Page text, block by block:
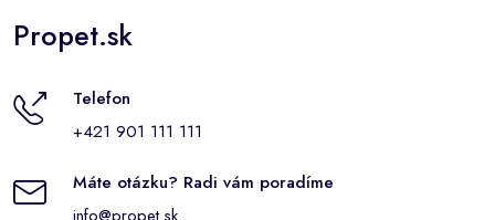
Propet.sk
Telefon
+421 901 111 111
Máte otázku? Radi vám poradíme